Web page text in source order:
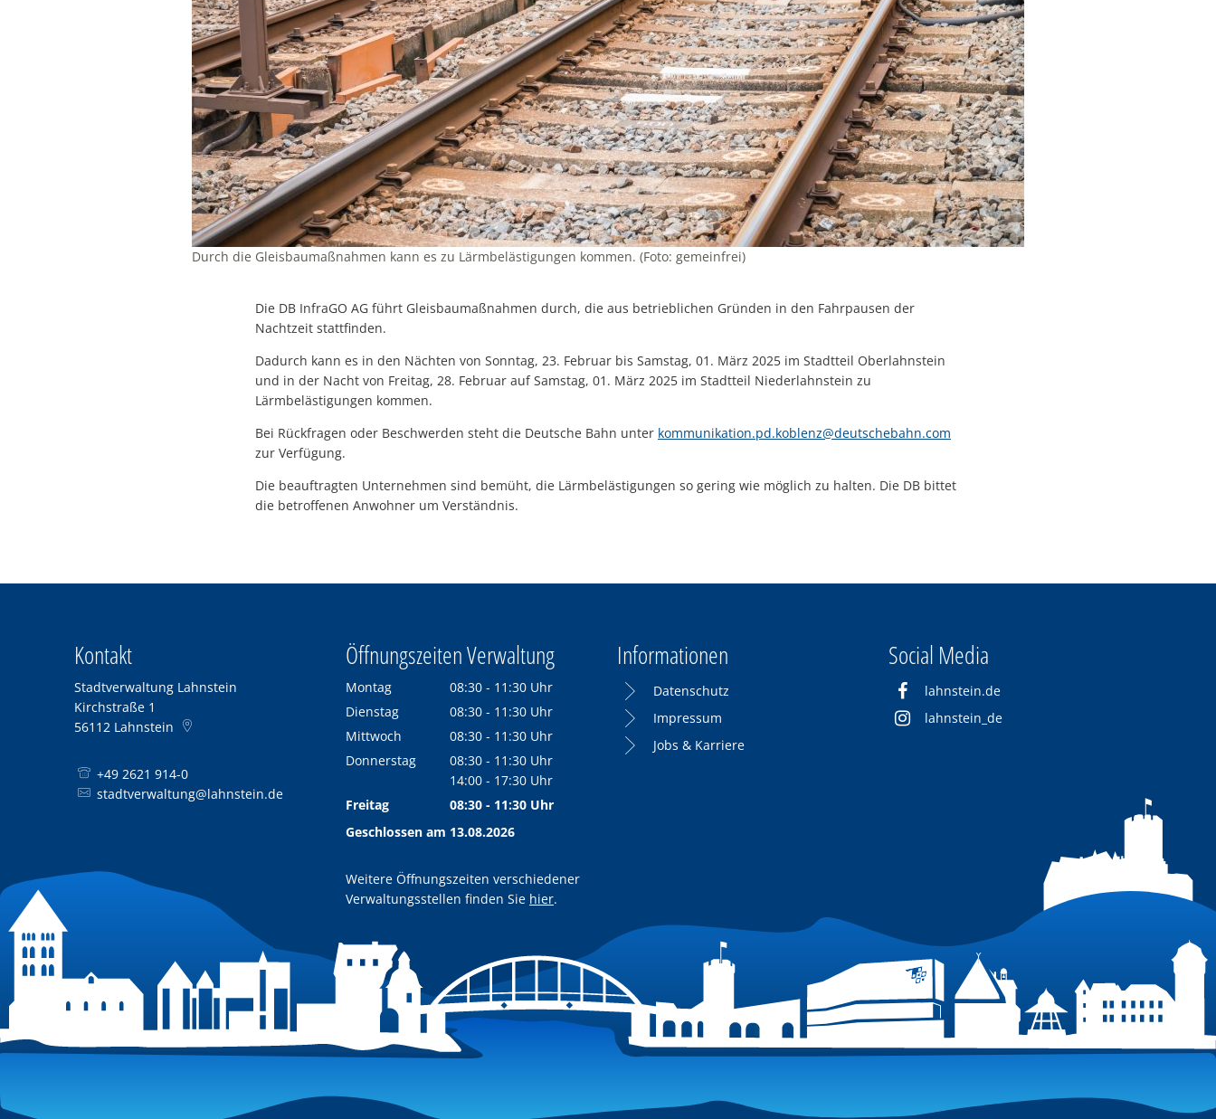
Durch die Gleisbaumaßnahmen kann es zu Lärmbelästigungen kommen. (Foto: gemeinfrei)
Die DB InfraGO AG führt Gleisbaumaßnahmen durch, die aus betrieblichen Gründen in den Fahrpausen der
Nachtzeit stattfinden.
Dadurch kann es in den Nächten von Sonntag, 23. Februar bis Samstag, 01. März 2025 im Stadtteil Oberlahnstein
und in der Nacht von Freitag, 28. Februar auf Samstag, 01. März 2025 im Stadtteil Niederlahnstein zu
Lärmbelästigungen kommen.
Bei Rückfragen oder Beschwerden steht die Deutsche Bahn unter kommunikation.pd.koblenz@deutschebahn.com
zur Verfügung.
Die beauftragten Unternehmen sind bemüht, die Lärmbelästigungen so gering wie möglich zu halten. Die DB bittet
die betroffenen Anwohner um Verständnis.
Kontakt
Stadtverwaltung Lahnstein
Kirchstraße 1
56112 Lahnstein
+49 2621 914-0
stadtverwaltung@lahnstein.de
Öffnungszeiten Verwaltung
Montag 08:30 - 11:30 Uhr
Von 08:30 bis 11:30 Uhr
Dienstag 08:30 - 11:30 Uhr
Von 08:30 bis 11:30 Uhr
Mittwoch 08:30 - 11:30 Uhr
Von 08:30 bis 11:30 Uhr
Donnerstag 08:30 - 11:30 Uhr
Von 08:30 bis 11:30 Uhr
14:00 - 17:30 Uhr
Von 14:00 bis 17:30 Uhr
Freitag 08:30 - 11:30 Uhr
Von 08:30 bis 11:30 Uhr
Geschlossen am 13.08.2026
Weitere Öffnungszeiten verschiedener
Verwaltungsstellen finden Sie hier.
Informationen
Datenschutz
Impressum
Jobs & Karriere
Social Media
lahnstein.de
lahnstein_de